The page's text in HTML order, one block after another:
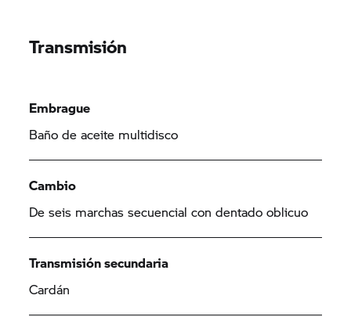
Transmisión
Embrague
Baño de aceite multidisco
Cambio
De seis marchas secuencial con dentado oblicuo
Transmisión secundaria
Cardán